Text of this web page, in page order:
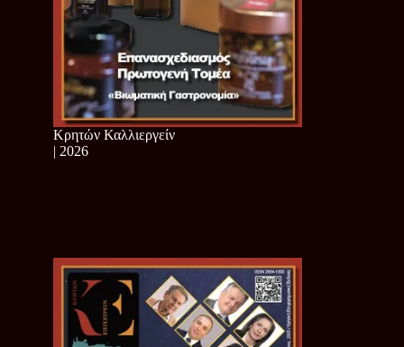
Κρητών Καλλιεργείν
| 2026